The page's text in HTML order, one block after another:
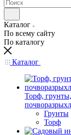
Каталог
По всему сайту
По каталогу
Каталог
Торф, грунты,
Грунты
Торф